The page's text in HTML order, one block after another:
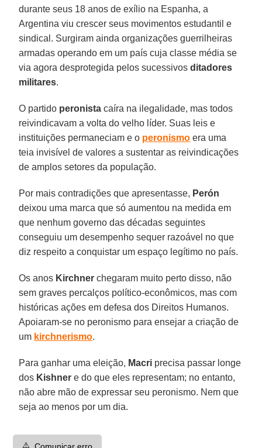
durante seus 18 anos de exílio na Espanha, a
Argentina viu crescer seus movimentos estudantil e
sindical. Surgiram ainda organizações guerrilheiras
armadas operando em um país cuja classe média se
via agora desprotegida pelos sucessivosditadores
militares.
O partido peronista caíra na ilegalidade, mas todos
reivindicavam a volta do velho líder. Suas leis e
instituições permaneciam e o peronismo era uma
teia invisível de valores a sustentar as reivindicações
de amplos setores da população.
Por mais contradições que apresentasse, Perón
deixou uma marca que só aumentou na medida em
que nenhum governo das décadas seguintes
conseguiu um desempenho sequer razoável no que
diz respeito a conquistar um espaço legítimo no país.
Os anos Kirchner chegaram muito perto disso, não
sem graves percalços político-econômicos, mas com
históricas ações em defesa dos Direitos Humanos.
Apoiaram-se no peronismo para ensejar a criação de
um kirchnerismo.
Para ganhar uma eleição, Macri precisa passar longe
dos Kishner e do que eles representam; no entanto,
não abre mão de expressar seu peronismo. Nem que
seja ao menos por um dia.
⚠️ Comunicar erro